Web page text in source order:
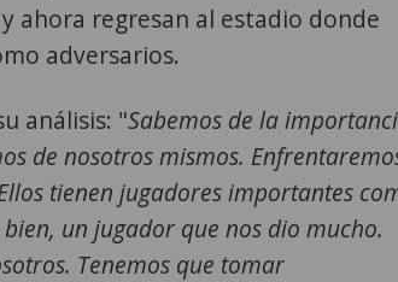
ahora regresan al estadio donde
adversarios.
análisis: "Sabemos de la
de nosotros mismos.
tienen jugadores importantes
un jugador que nos dio mucho.
Tenemos que tomar